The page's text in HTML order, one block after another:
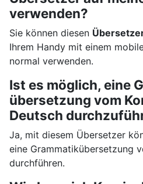
verwenden?
Sie können diesen
Ihrem Handy mit einem
normal verwenden.
Ist es möglich, eine
übersetzung vom
Deutsch
Ja, mit diesem Übersetzer
eine Grammatikübersetzung
durchführen.